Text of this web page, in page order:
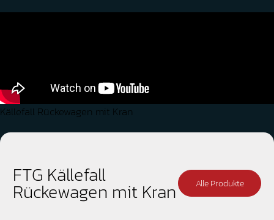
Källefall Rückewagen mit Kran
FTG Källefall
Rückewagen mit Kran Alle Produkte